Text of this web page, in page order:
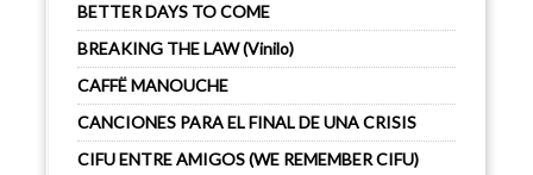
BETTER DAYS TO COME
BREAKING THE LAW (Vinilo)
CAFFË MANOUCHE
CANCIONES PARA EL FINAL DE UNA CRISIS
CIFU ENTRE AMIGOS (WE REMEMBER CIFU)